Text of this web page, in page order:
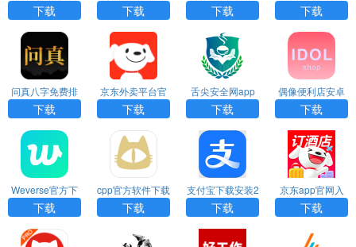
网下载
下载
网入口下载
下载
官方下载
下载
版下载
下载
问真八字免费排
盘官网版下载
下载
京东外卖平台官
网入口下载
下载
舌尖安全网app
官方下载
下载
偶像便利店安卓
版下载
下载
Weverse官方下
载
下载
cpp官方软件下载
下载
支付宝下载安装2
025版
下载
京东app官网入
口下载
下载